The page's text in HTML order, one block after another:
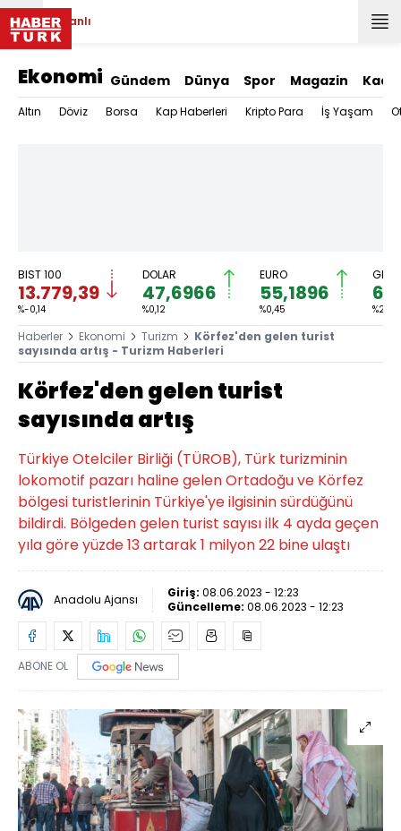
Canlı
Ekonomi Gündem Dünya Spor Magazin
Altın Döviz Borsa Kap Haberleri Kripto Para İş Yaşam
BIST 100
13.779,39
%-0,14
DOLAR
47,6966
%0,12
EURO
55,1896
%0,45 %2,59
Haberler Ekonomi Turizm
Körfez'den gelen turist
sayısında artış - Turizm Haberleri
Körfez'den gelen turist
sayısında artış
Türkiye Otelciler Birliği (TÜROB), Türk turizminin
lokomotif pazarı haline gelen Ortadoğu ve Körfez
bölgesi turistlerinin Türkiye'ye ilgisinin sürdüğünü
bildirdi. Bölgeden gelen turist sayısı ilk 4 ayda geçen
yıla göre yüzde 13 artarak 1 milyon 22 bine ulaştı
Anadolu Ajansı Giriş: 08.06.2023 - 12:23
Güncelleme: 08.06.2023 - 12:23
ABONE OL